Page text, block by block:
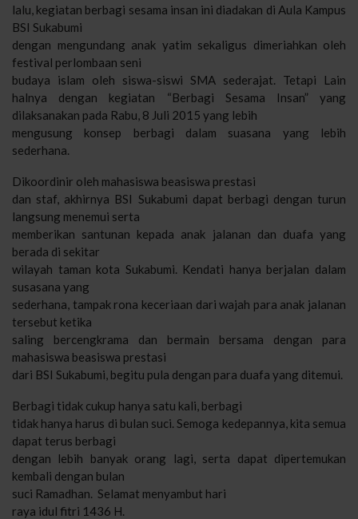
lalu, kegiatan berbagi sesama insan ini diadakan di Aula Kampus
BSI Sukabumi
dengan mengundang anak yatim sekaligus dimeriahkan oleh
festival perlombaan seni
budaya islam oleh siswa-siswi SMA sederajat. Tetapi Lain
halnya dengan kegiatan “Berbagi Sesama Insan” yang
dilaksanakan pada Rabu, 8 Juli 2015 yang lebih
mengusung konsep berbagi dalam suasana yang lebih
sederhana.
Dikoordinir oleh mahasiswa beasiswa prestasi
dan staf, akhirnya BSI Sukabumi dapat berbagi dengan turun
langsung menemui serta
memberikan santunan kepada anak jalanan dan duafa yang
berada di sekitar
wilayah taman kota Sukabumi. Kendati hanya berjalan dalam
susasana yang
sederhana, tampak rona keceriaan dari wajah para anak jalanan
tersebut ketika
saling bercengkrama dan bermain bersama dengan para
mahasiswa beasiswa prestasi
dari BSI Sukabumi, begitu pula dengan para duafa yang ditemui.
Berbagi tidak cukup hanya satu kali, berbagi
tidak hanya harus di bulan suci. Semoga kedepannya, kita semua
dapat terus berbagi
dengan lebih banyak orang lagi, serta dapat dipertemukan
kembali dengan bulan
suci Ramadhan. Selamat menyambut hari
raya idul fitri 1436 H.